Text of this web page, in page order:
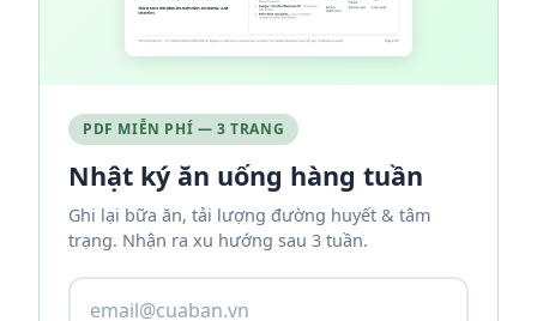
PDF MIỄN PHÍ — 3 TRANG
Nhật ký ăn uống hàng tuần
Ghi lại bữa ăn, tải lượng đường huyết & tâm
trạng. Nhận ra xu hướng sau 3 tuần.